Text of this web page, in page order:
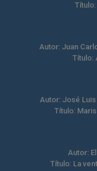
Autor: Juan
Título:
Autor: José
Título:
Autor:
Título: La